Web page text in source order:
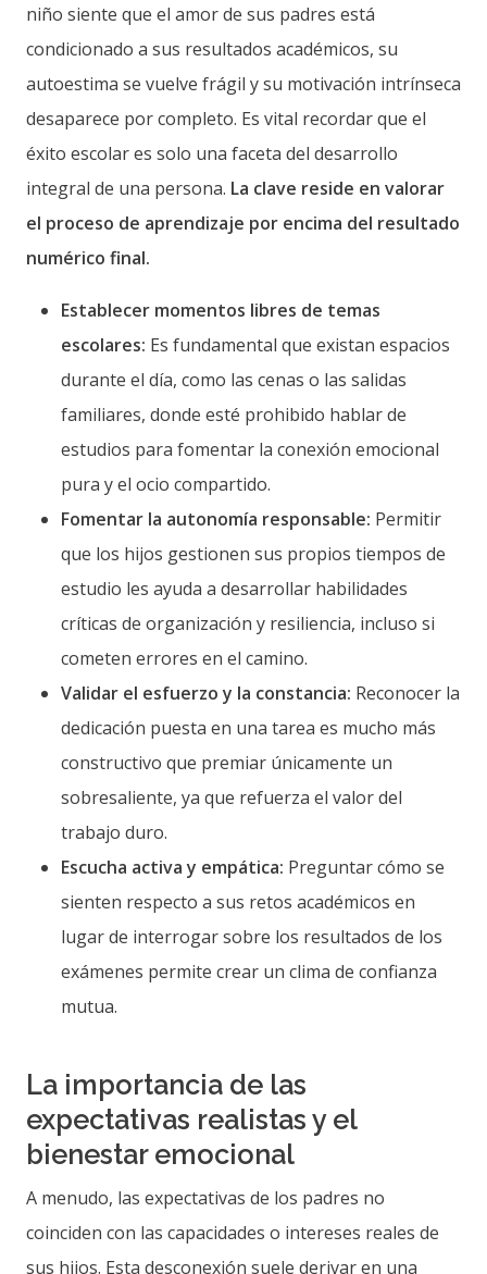
niño siente que el amor de sus padres está
condicionado a sus resultados académicos, su
autoestima se vuelve frágil y su motivación intrínseca
desaparece por completo. Es vital recordar que el
éxito escolar es solo una faceta del desarrollo
integral de una persona. La clave reside en valorar
el proceso de aprendizaje por encima del resultado
numérico final.
Establecer momentos libres de temas
escolares: Es fundamental que existan espacios
durante el día, como las cenas o las salidas
familiares, donde esté prohibido hablar de
estudios para fomentar la conexión emocional
pura y el ocio compartido.
Fomentar la autonomía responsable: Permitir
que los hijos gestionen sus propios tiempos de
estudio les ayuda a desarrollar habilidades
críticas de organización y resiliencia, incluso si
cometen errores en el camino.
Validar el esfuerzo y la constancia: Reconocer la
dedicación puesta en una tarea es mucho más
constructivo que premiar únicamente un
sobresaliente, ya que refuerza el valor del
trabajo duro.
Escucha activa y empática: Preguntar cómo se
sienten respecto a sus retos académicos en
lugar de interrogar sobre los resultados de los
exámenes permite crear un clima de confianza
mutua.
La importancia de las
expectativas realistas y el
bienestar emocional
A menudo, las expectativas de los padres no
coinciden con las capacidades o intereses reales de
sus hijos. Esta desconexión suele derivar en una